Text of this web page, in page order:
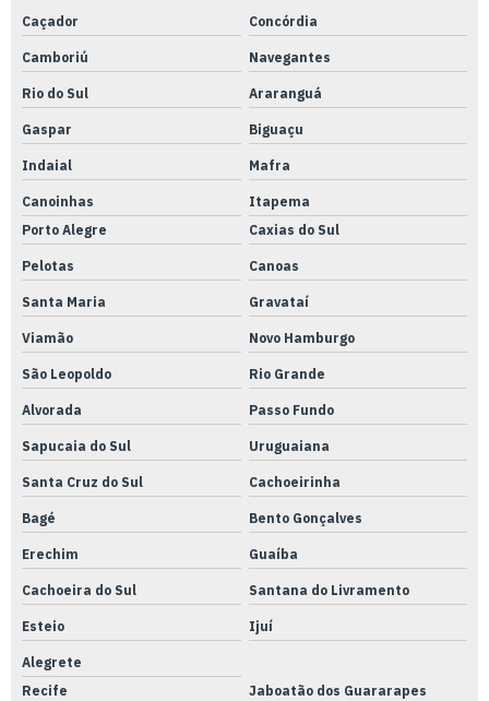
Tubo pu 8mm
Tubo pu azul
Usinagem para acabamento
Usinagem de aço
Usinagem canal de chaveta
Usinagem centro de usinagem
Usinagem chaveta interna
Usinagem cnc alumínio
Usinagem cnc fresadora
Usinagem cnc serviços
Usinagem cnc torno
Usinagem cnc valor
Usinagem cnc
Usinagem corte a laser
Usinagem eletroerosão
Usinagem a fio
Usinagem com fresa
Usinagem de metais
Caçador Concórdia
Camboriú Navegantes
Rio do Sul Araranguá
Gaspar Biguaçu
Indaial Mafra
Canoinhas
Itapema
Porto Alegre
Caxias do Sul
Pelotas Canoas
Santa Maria Gravataí
Viamão Novo Hamburgo
São Leopoldo Rio Grande
Alvorada Passo Fundo
Sapucaia do Sul Uruguaiana
Santa Cruz do Sul Cachoeirinha
Bagé Bento Gonçalves
Erechim Guaíba
Cachoeira do Sul Santana do Livramento
Esteio Ijuí
Alegrete
Recife
Jaboatão dos Guararapes